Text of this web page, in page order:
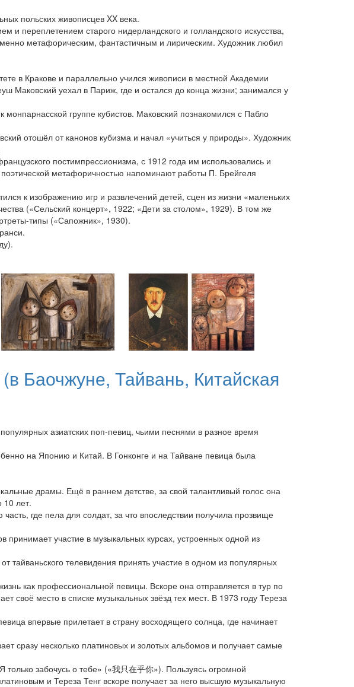
польских живописцев XX века.
переплетением старого нидерландского и голландского искусства,
метафорическим, фантастичным и лирическим. Художник любил
в Кракове и параллельно учился живописи в местной Академии
Маковский уехал в Париж, где и остался до конца жизни; занимался у
группе кубистов. Маковский познакомился с Пабло
отошёл от канонов кубизма и начал «учиться у природы». Художник
постимпрессионизма, с 1912 года им использовались и
метафоричностью напоминают работы П. Брейгеля
к изображению игр и развлечений детей, сцен из жизни «маленьких
(«Сельский концерт», 1922; «Дети за столом», 1929). В том же
типы («Сапожник», 1930).
Баочжуне, Тайвань, Китайская
азиатских поп-певиц, чьими песнями в разное время
на Японию и Китай. В Гонконге и на Тайване певица была
драмы. Ещё в раннем детстве, за свой талантливый голос она
10 лет.
где пела для солдат, за что впоследствии получила прозвище
участие в музыкальных курсах, устроенных одной из
тайваньского телевидения принять участие в одном из популярных
как профессиональной певицы. Вскоре она отправляется в тур по
своё место в списке музыкальных звёзд тех мест. В 1973 году Тереза
впервые прилетает в страну восходящего солнца, где начинает
сразу несколько платиновых и золотых альбомов и получает самые
забочусь о тебе» («我只在乎你»). Пользуясь огромной
и Тереза Тенг вскоре получает за него высшую музыкальную